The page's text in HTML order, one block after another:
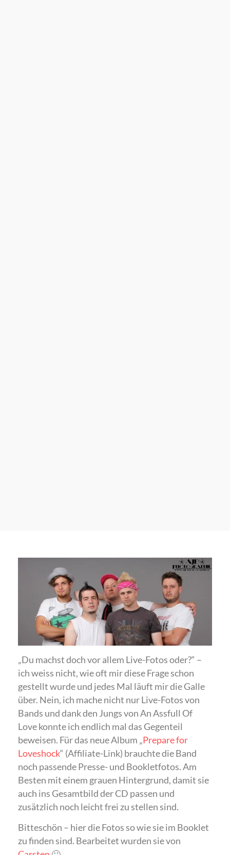
„Du machst doch vor allem Live-Fotos oder?“ –
ich weiss nicht, wie oft mir diese Frage schon
gestellt wurde und jedes Mal läuft mir die Galle
über. Nein, ich mache nicht nur Live-Fotos von
Bands und dank den Jungs von An Assfull Of
Love konnte ich endlich mal das Gegenteil
beweisen. Für das neue Album „Prepare for
Loveshock“ (Affiliate-Link) brauchte die Band
noch passende Presse- und Bookletfotos. Am
Besten mit einem grauen Hintergrund, damit sie
auch ins Gesamtbild der CD passen und
zusätzlich noch leicht frei zu stellen sind.
Bitteschön – hier die Fotos so wie sie im Booklet
zu finden sind. Bearbeitet wurden sie von